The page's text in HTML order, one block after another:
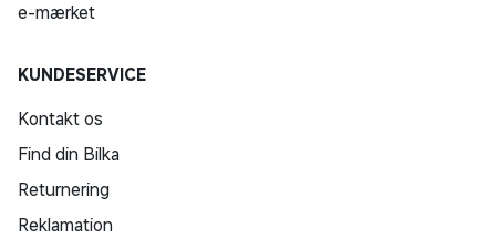
e-mærket
KUNDESERVICE
Kontakt os
Find din Bilka
Returnering
Reklamation